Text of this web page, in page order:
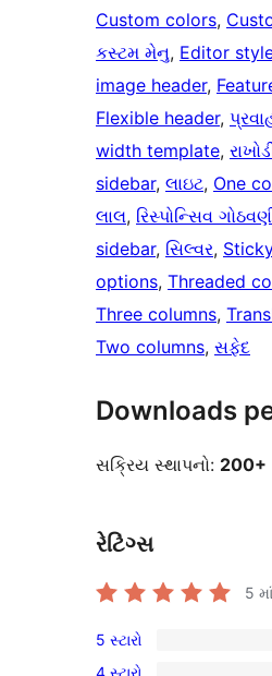
Custom colors,
કસ્ટમ મેનુ, Editor
image header,
Flexible header,
width template,
sidebar, લાઇટ, One
લાલ, રિસ્પોન્સિવ
sidebar, સિલ્વર,
options, Threaded
Three columns,
Two columns, સફેદ
Downloads
સક્રિય સ્થાપનો: 200+
રેટિંગ્સ
5
1
5 સ્ટારો
4 સ્ટારો